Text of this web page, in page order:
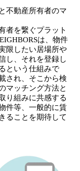
不動産所有者のマ
者を繋ぐプラット
は、物件
限したい居場所や
し、それを登録し
という仕組みで
され、そこから検
マッチング方法と
り組みに共感する
件等、一般的に賃
ることを期待して